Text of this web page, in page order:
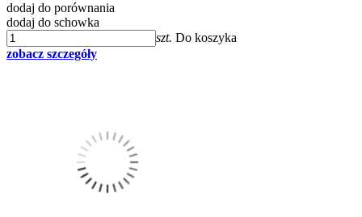
dodaj do porównania
dodaj do schowka
szt. Do koszyka
zobacz szczegóły